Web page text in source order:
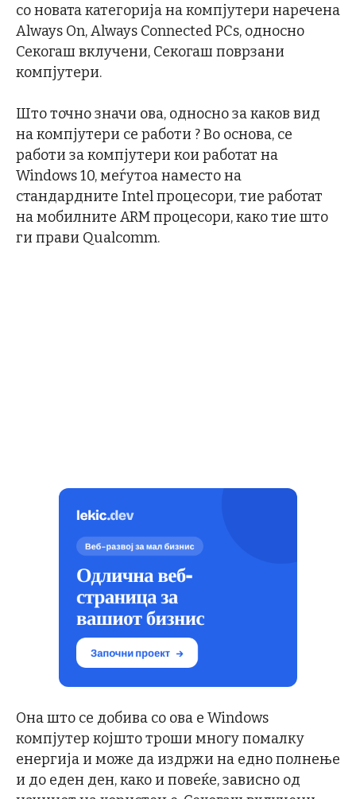
со новата категорија на компјутери наречена
Always On, Always Connected PCs, односно
Секогаш вклучени, Секогаш поврзани
компјутери.
Што точно значи ова, односно за каков вид
на компјутери се работи ? Во основа, се
работи за компјутери кои работат на
Windows 10, меѓутоа наместо на
стандардните Intel процесори, тие работат
на мобилните ARM процесори, како тие што
ги прави Qualcomm.
Она што се добива со ова е Windows
компјутер којшто троши многу помалку
енергија и може да издржи на едно полнење
и до еден ден, како и повеќе, зависно од